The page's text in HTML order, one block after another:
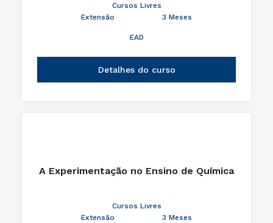
Cursos Livres
Extensão
3 Meses
EAD
Detalhes do curso
A Experimentação no Ensino de Química
Cursos Livres
Extensão
3 Meses